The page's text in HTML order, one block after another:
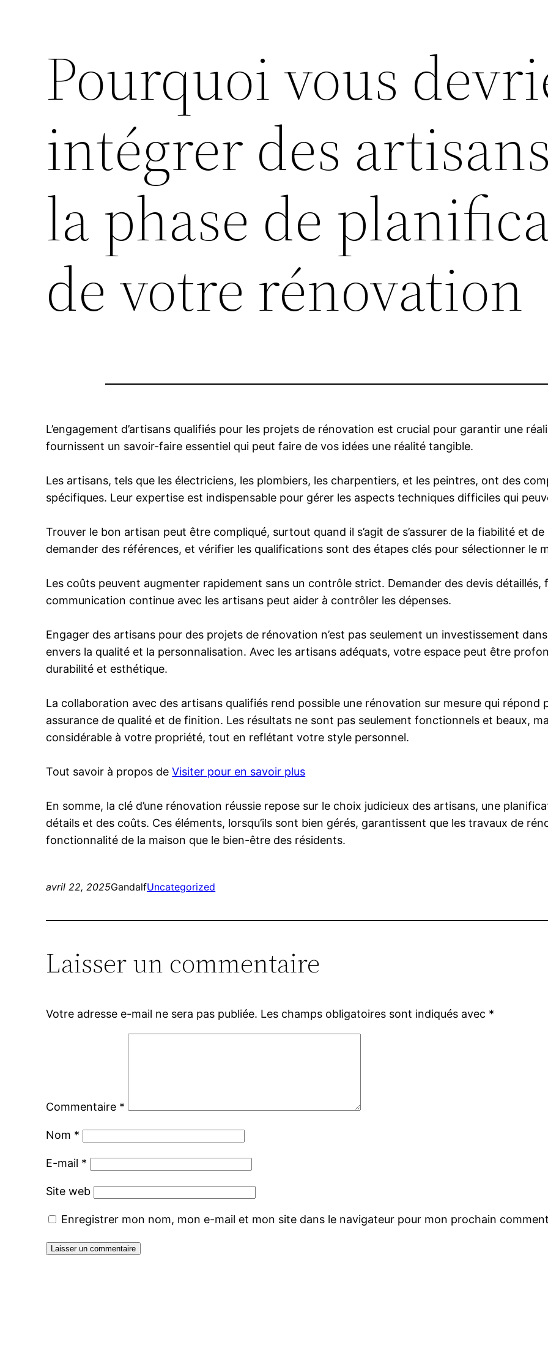
Pourquoi vous
intégrer des
la phase de
de votre rénovation
L’engagement d’artisans qualifiés pour les projets de rénovation est crucial pour garantir une
fournissent un savoir-faire essentiel qui peut faire de vos idées une réalité tangible.
Les artisans, tels que les électriciens, les plombiers, les charpentiers, et les peintres, ont des
spécifiques. Leur expertise est indispensable pour gérer les aspects techniques difficiles qui
Trouver le bon artisan peut être compliqué, surtout quand il s’agit de s’assurer de la fiabilité et
demander des références, et vérifier les qualifications sont des étapes clés pour sélectionner le
Les coûts peuvent augmenter rapidement sans un contrôle strict. Demander des devis
communication continue avec les artisans peut aider à contrôler les dépenses.
Engager des artisans pour des projets de rénovation n’est pas seulement un investissement
envers la qualité et la personnalisation. Avec les artisans adéquats, votre espace peut être
durabilité et esthétique.
La collaboration avec des artisans qualifiés rend possible une rénovation sur mesure qui
assurance de qualité et de finition. Les résultats ne sont pas seulement fonctionnels et beaux,
considérable à votre propriété, tout en reflétant votre style personnel.
Tout savoir à propos deVisiter pour en savoir plus
En somme, la clé d’une rénovation réussie repose sur le choix judicieux des artisans, une
détails et des coûts. Ces éléments, lorsqu’ils sont bien gérés, garantissent que les travaux de
fonctionnalité de la maison que le bien-être des résidents.
avril 22, 2025GandalfUncategorized
Laisser un commentaire
Votre adresse e-mail ne sera pas publiée. Les champs obligatoires sont indiqués avec *
Commentaire *
Nom *
E-mail *
Site web
Enregistrer mon nom, mon e-mail et mon site dans le navigateur pour mon prochain